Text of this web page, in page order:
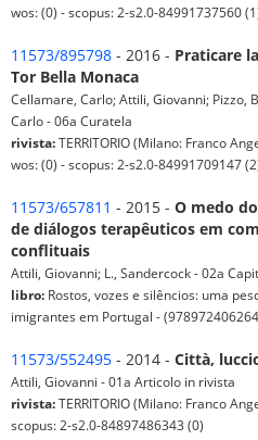
wos: (0) - scopus: 2-s2.0-84991737560
11573/895798 - 2016 - Praticare
Tor Bella Monaca
Cellamare, Carlo; Attili, Giovanni; Pizzo,
Carlo - 06a Curatela
rivista:TERRITORIO (Milano: Franco
wos: (0) - scopus: 2-s2.0-84991709147
11573/657811 - 2015 - O medo
de diálogos terapêuticos em
conflituais
Attili, Giovanni; L., Sandercock - 02a
libro: Rostos, vozes e silêncios: uma
imigrantes em Portugal -
11573/552495 - 2014 - Città,
Attili, Giovanni - 01a Articolo in rivista
rivista:TERRITORIO (Milano: Franco
scopus: 2-s2.0-84897486343 (0)